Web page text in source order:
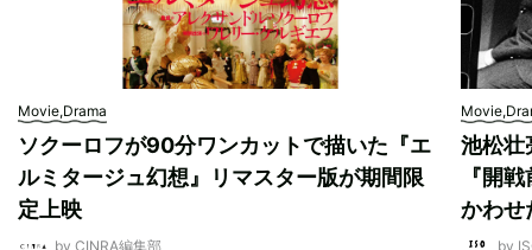
Movie,Drama
ソクーロフが90分ワンカットで描いた『エ
ルミタージュ幻想』リマスター版が期間限
定上映
by CINRA編集部
池松壮
『開
かわせ
by